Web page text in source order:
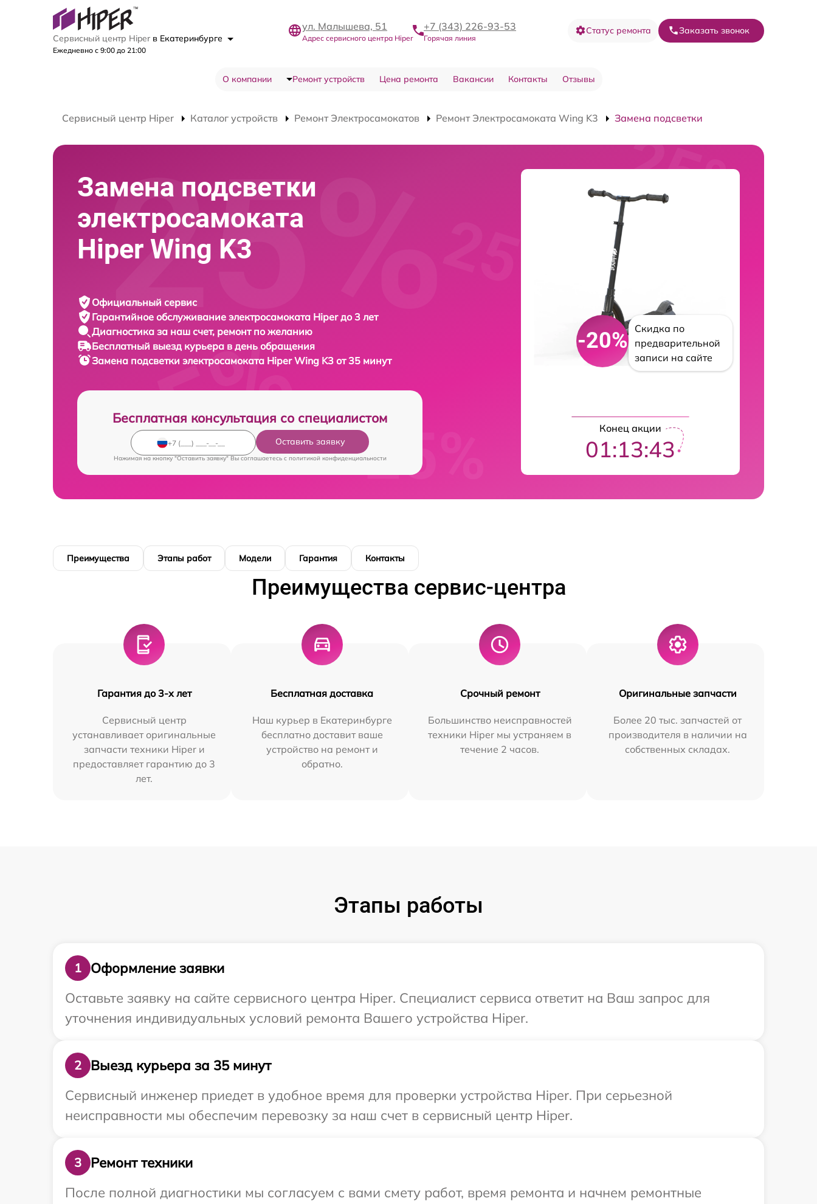
Сервисный центр Hiper в Екатеринбурге
Ежедневно с 9:00 до 21:00
ул. Малышева, 51
Адрес сервисного центра Hiper
+7 (343) 226-93-53
Горячая линия
Статус ремонта Заказать звонок
О компании Ремонт устройств Цена ремонта Вакансии Контакты Отзывы
Сервисный центр Hiper Каталог устройств Ремонт Электросамокатов Ремонт Электросамоката Wing K3 Замена подсветки
Замена подсветки
электросамоката
Hiper Wing K3
Официальный сервис
Гарантийное обслуживание электросамоката Hiper до 3 лет
Диагностика за наш счет, ремонт по желанию
Бесплатный выезд курьера в день обращения
Замена подсветки электросамоката Hiper Wing K3 от 35 минут
Бесплатная консультация со специалистом
Оставить заявку
Нажимая на кнопку "Оставить заявку" Вы соглашаетесь c политикой конфиденциальности
-20%
Скидка по
предварительной
записи на сайте
Конец акции
01:13:42
Преимущества Этапы работ Модели Гарантия Контакты
Преимущества сервис-центра
Гарантия до 3-х лет
Сервисный центр
устанавливает оригинальные
запчасти техники Hiper и
предоставляет гарантию до 3
лет.
Бесплатная доставка
Наш курьер в Екатеринбурге
бесплатно доставит ваше
устройство на ремонт и
обратно.
Срочный ремонт
Большинство неисправностей
техники Hiper мы устраняем в
течение 2 часов.
Оригинальные запчасти
Более 20 тыс. запчастей от
производителя в наличии на
собственных складах.
Этапы работы
1
Оформление заявки
Оставьте заявку на сайте сервисного центра Hiper. Специалист сервиса ответит на Ваш запрос для
уточнения индивидуальных условий ремонта Вашего устройства Hiper.
2
Выезд курьера за 35 минут
Сервисный инженер приедет в удобное время для проверки устройства Hiper. При серьезной
неисправности мы обеспечим перевозку за наш счет в сервисный центр Hiper.
3
Ремонт техники
После полной диагностики мы согласуем с вами смету работ, время ремонта и начнем ремонтные